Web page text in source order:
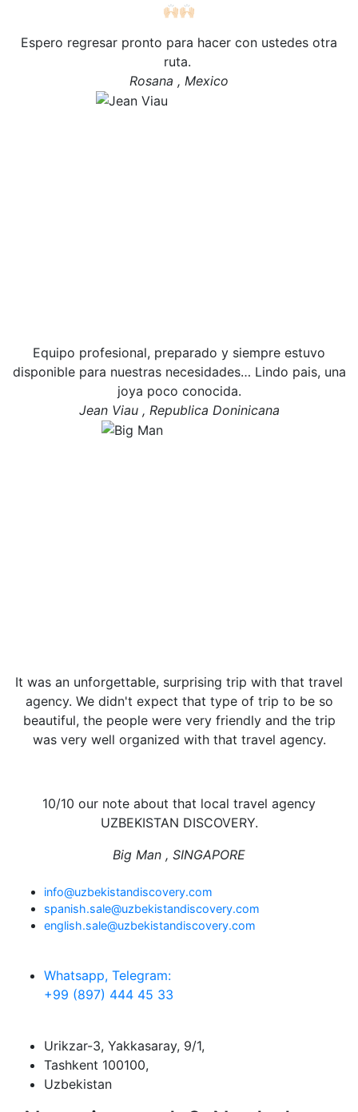
🙌🏻🙌🏻
Espero regresar pronto para hacer con ustedes otra
ruta.
Rosana , Mexico
Equipo profesional, preparado y siempre estuvo
disponible para nuestras necesidades… Lindo pais, una
joya poco conocida.
Jean Viau , Republica Doninicana
It was an unforgettable, surprising trip with that travel
agency. We didn't expect that type of trip to be so
beautiful, the people were very friendly and the trip
was very well organized with that travel agency.
10/10 our note about that local travel agency
UZBEKISTAN DISCOVERY.
Big Man , SINGAPORE
info@uzbekistandiscovery.com
spanish.sale@uzbekistandiscovery.com
english.sale@uzbekistandiscovery.com
Whatsapp, Telegram:
+99 (897) 444 45 33
Urikzar-3, Yakkasaray, 9/1,
Tashkent 100100,
Uzbekistan